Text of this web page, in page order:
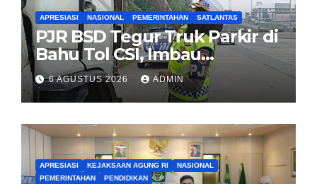
APRESIASI NASIONAL PEMERINTAHAN SATLANTAS
PJR BSD Tegur Truk Parkir di
Bahu Tol CSI, Imbau
Pengendara Tertib
6 AGUSTUS 2026 ADMIN
APRESIASI KEJAKSAAN AGUNG RI
NASIONAL
PEMERINTAHAN
PENDIDIKAN